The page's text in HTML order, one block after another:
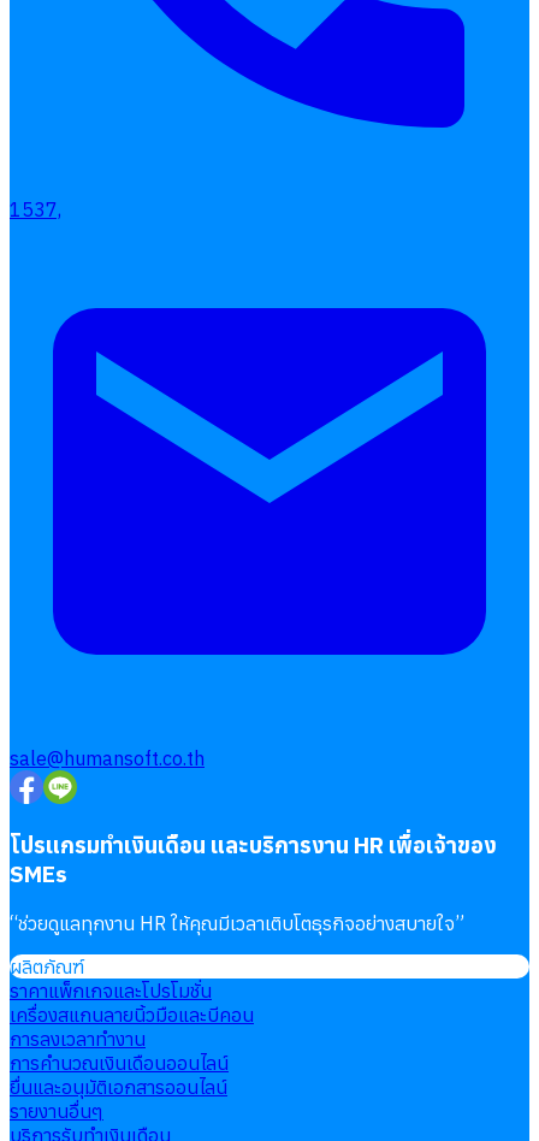
เลือกหัวข้อที่คุณสนใจ
บริการรับทำเงินเดือน
FollowHuman Soft
1537,
sale@humansoft.co.th
โปรแกรมทำเงินเดือน และบริการงาน HR เพื่อเจ้าของ
SMEs
“ช่วยดูแลทุกงาน HR ให้คุณมีเวลาเติบโตธุรกิจอย่างสบายใจ”
ผลิตภัณฑ์
ราคาแพ็กเกจและโปรโมชั่น
เครื่องสแกนลายนิ้วมือและบีคอน
การลงเวลาทำงาน
การคำนวณเงินเดือนออนไลน์
ยื่นและอนุมัติเอกสารออนไลน์
รายงานอื่นๆ
บริการรับทำเงินเดือน